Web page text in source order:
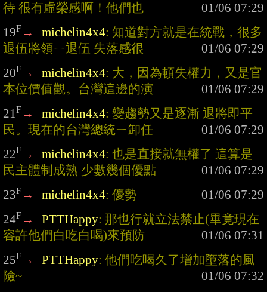
待 很有虛榮感啊！他們也
19F → michelin4x4: 知道對方就是在統戰，很多
退伍將領ㄧ退伍 失落感很
20F → michelin4x4: 大，因為頓失權力，又是官
本位價值觀。台灣這邊的演
21F → michelin4x4: 變趨勢又是逐漸 退將即平
民。現在的台灣總統ㄧ卸任
22F → michelin4x4: 也是直接就無權了 這算是
民主體制成熟 少數幾個優點
23F → michelin4x4: 優勢
24F → PTTHappy: 那也行就立法禁止(畢竟現在
容許他們白吃白喝)來預防
25F → PTTHappy: 他們吃喝久了增加墮落的風
險~